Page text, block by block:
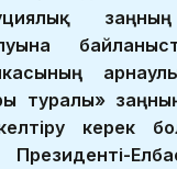
туралы»
керек